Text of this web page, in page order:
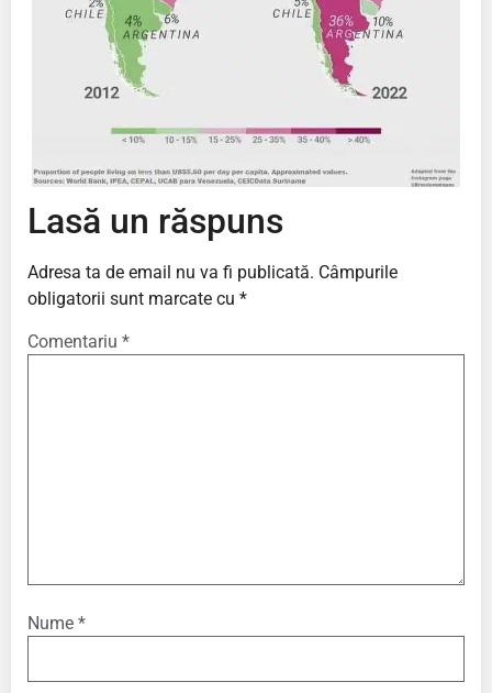
Lasă un răspuns
Adresa ta de email nu va fi publicată. Câmpurile
obligatorii sunt marcate cu *
Comentariu *
Nume *